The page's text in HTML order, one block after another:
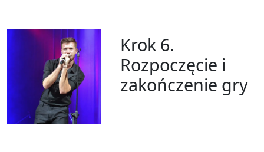
Krok 6.
Rozpoczęcie i
zakończenie gry